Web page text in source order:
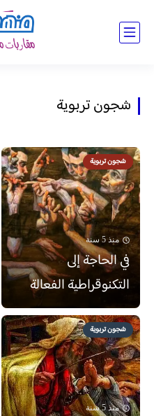
شجون تربوية
شجون تربوية
منذ 5 سنة
في الحاجة إلى
التكنوقراطية الفعالة
شجون تربوية
منذ 5 سنة